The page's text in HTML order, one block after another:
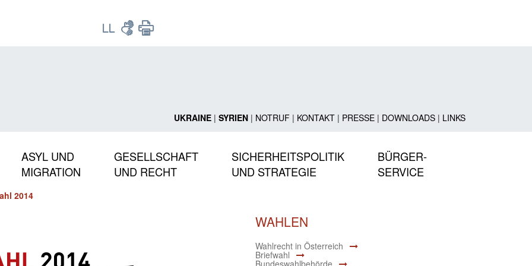
UKRAINE| SYRIEN| NOTRUF| KONTAKT| PRESSE| DOWNLOADS| LINKS
ASYL UND
MIGRATION
GESELLSCHAFT
UND RECHT
SICHERHEITSPOLITIK
UND STRATEGIE
BÜRGER-
SERVICE
2014
WAHLEN
Wahlrecht in Österreich
Briefwahl
Bundeswahlbehörde